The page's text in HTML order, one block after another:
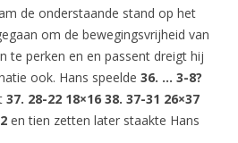
de onderstaande stand op het
om de bewegingsvrijheid van
te perken en en passent dreigt hij
ook. Hans speelde 36. … 3-8?
37. 28-22 18×16 38. 37-31 26×37
en tien zetten later staakte Hans